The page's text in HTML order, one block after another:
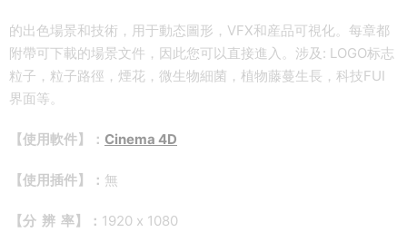
的出色場景和技術，用于動态圖形，VFX和産品可視化。每章都
附帶可下載的場景文件，因此您可以直接進入。涉及: LOGO标志
粒子，粒子路徑，煙花，微生物細菌，植物藤蔓生長，科技FUI
界面等。
【使用軟件】： Cinema 4D
【使用插件】： 無
【分 辨 率】： 1920 x 1080